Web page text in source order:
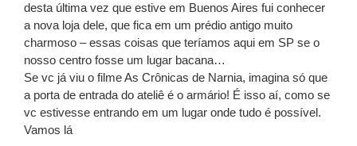
desta última vez que estive em Buenos Aires fui conhecer
a nova loja dele, que fica em um prédio antigo muito
charmoso – essas coisas que teríamos aqui em SP se o
nosso centro fosse um lugar bacana…
Se vc já viu o filme As Crônicas de Narnia, imagina só que
a porta de entrada do ateliê é o armário! É isso aí, como se
vc estivesse entrando em um lugar onde tudo é possível.
Vamos lá